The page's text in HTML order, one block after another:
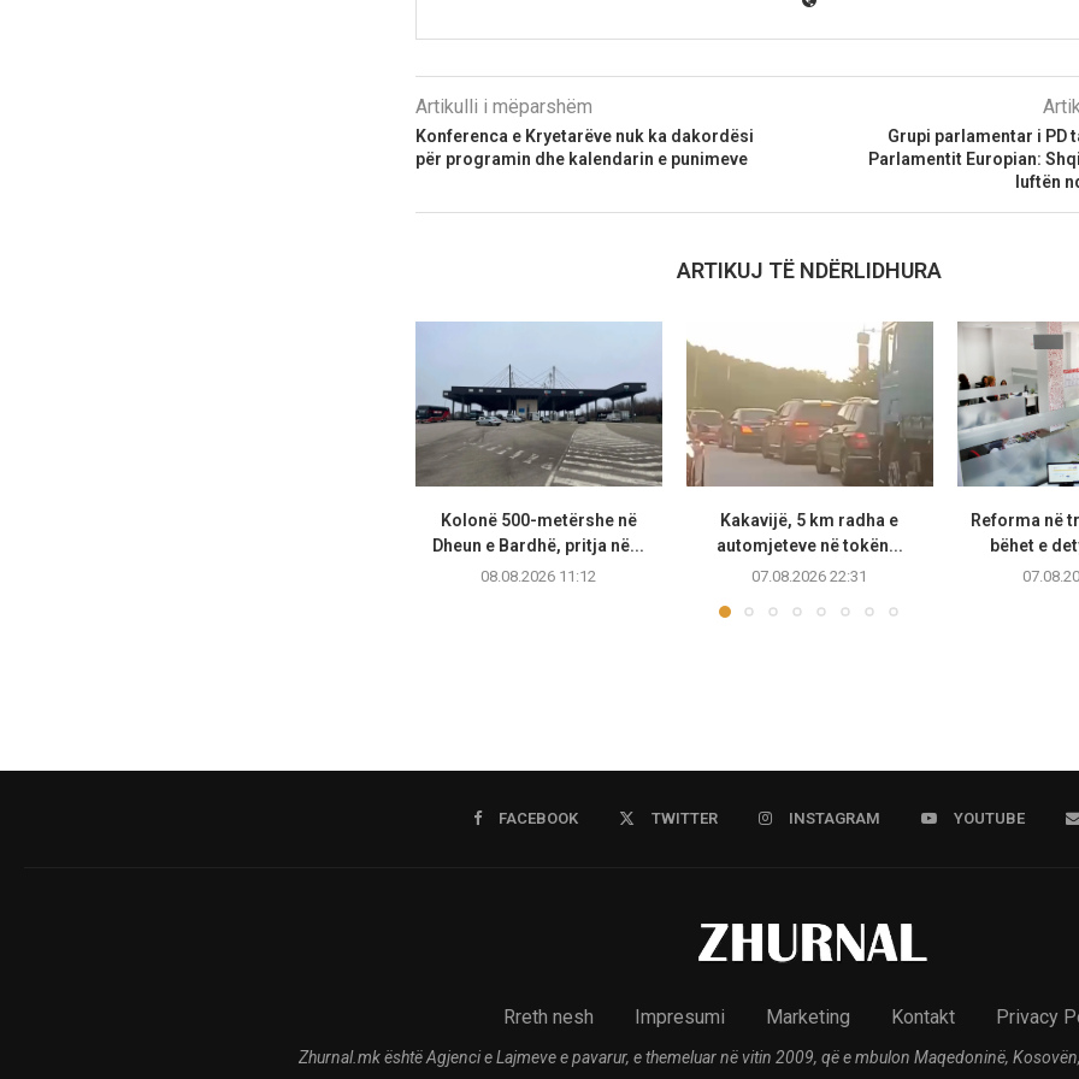
Artikulli i mëparshëm
Konferenca e Kryetarëve nuk ka dakordësi
për programin dhe kalendarin e punimeve
Grupi parlamentar i PD
Parlamentit Europian:
luftën
ARTIKUJ TË NDËRLIDHURA
Kolonë 500-metërshe në
Dheun e Bardhë, pritja në...
08.08.2026 11:12
Kakavijë, 5 km radha e
automjeteve në tokën...
07.08.2026 22:31
Reforma në
bëhet e
FACEBOOK TWITTER INSTAGRAM YOUTUBE
Rreth nesh Impresumi Marketing Kontakt Privacy
Zhurnal.mk është Agjenci e Lajmeve e pavarur, e themeluar në vitin 2009, që e mbulon Maqedoninë,